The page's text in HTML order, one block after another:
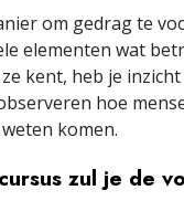
om gedrag te
elementen wat
kent, heb je
hoe
komen.
zul je de